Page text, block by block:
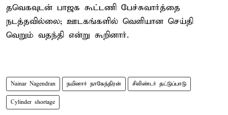
தவெகவுடன் பாஜக கூட்டணி பேச்சுவார்த்தை
நடத்தவில்லை; ஊடகங்களில் வெளியான செய்தி
வெறும் வதந்தி என்று கூறினார்.
Nainar Nagendran நயினார் நாகேந்திரன் சிலிண்டர் தட்டுப்பாடு
Cylinder shortage